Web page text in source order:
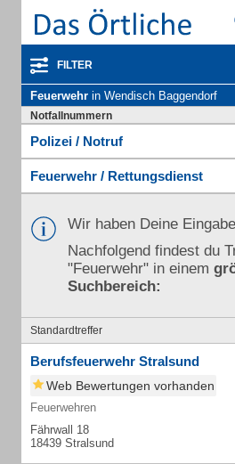
FILTER
Feuerwehr in Wendisch Baggendorf
Notfallnummern
Polizei / Notruf
Feuerwehr / Rettungsdienst
Wir haben Deine
Nachfolgend findest du
"Feuerwehr" in einem
Suchbereich:
Standardtreffer
Berufsfeuerwehr Stralsund
Web Bewertungen vorhanden
Feuerwehren
Fährwall 18
18439 Stralsund